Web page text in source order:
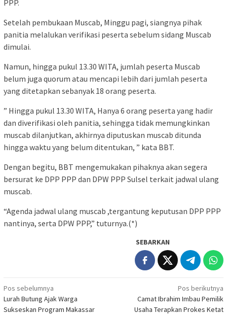
PPP.
Setelah pembukaan Muscab, Minggu pagi, siangnya pihak
panitia melalukan verifikasi peserta sebelum sidang Muscab
dimulai.
Namun, hingga pukul 13.30 WITA, jumlah peserta Muscab
belum juga quorum atau mencapi lebih dari jumlah peserta
yang ditetapkan sebanyak 18 orang peserta.
” Hingga pukul 13.30 WITA, Hanya 6 orang peserta yang hadir
dan diverifikasi oleh panitia, sehingga tidak memungkinkan
muscab dilanjutkan, akhirnya diputuskan muscab ditunda
hingga waktu yang belum ditentukan, ” kata BBT.
Dengan begitu, BBT mengemukakan pihaknya akan segera
bersurat ke DPP PPP dan DPW PPP Sulsel terkait jadwal ulang
muscab.
“Agenda jadwal ulang muscab ,tergantung keputusan DPP PPP
nantinya, serta DPW PPP,” tuturnya.(*)
SEBARKAN
Navigasi
pos
Pos sebelumnya
Lurah Butung Ajak Warga
Sukseskan Program Makassar
Pos berikutnya
Camat Ibrahim Imbau Pemilik
Usaha Terapkan Prokes Ketat